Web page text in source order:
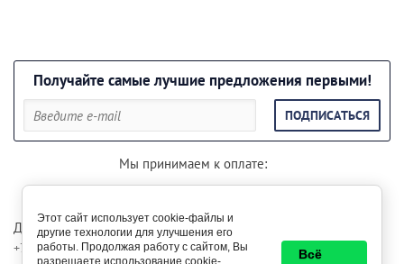
Получайте самые лучшие предложения первыми!
ПОДПИСАТЬСЯ
Мы принимаем к оплате:
Для консультации звоните по телефонам:
+7 (985) 29-999-85 +7 (999) 29-500-69
Этот сайт использует cookie-файлы и
другие технологии для улучшения его
работы. Продолжая работу с сайтом, Вы
разрешаете использование cookie-
Всё